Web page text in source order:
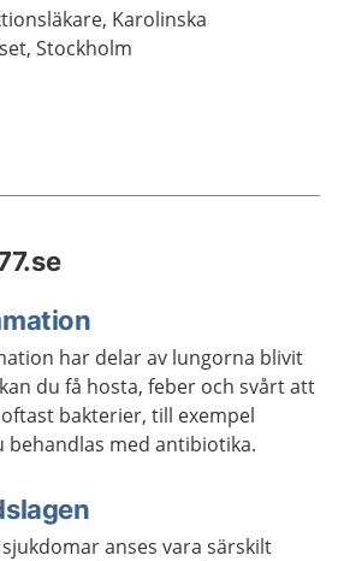
Karolinska
Stockholm
har delar av lungorna blivit
du få hosta, feber och svårt att
bakterier, till exempel
behandlas med antibiotika.
anses vara särskilt